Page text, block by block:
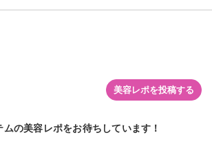
油、アーモンド油、オリーブ果実油、ヒマ
振って混ぜると、ゴー
かったゴールドパールがゆらめくオイル オ
美容レポを投稿する
ムの美容レポをお待ちしています！